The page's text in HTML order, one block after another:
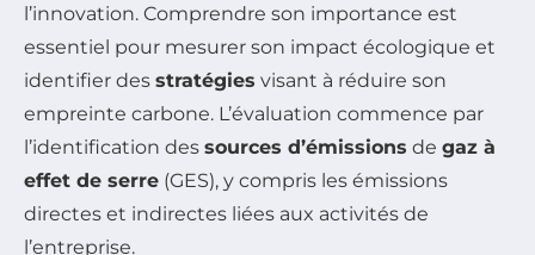
l’innovation. Comprendre son importance est
essentiel pour mesurer son impact écologique et
identifier des stratégies visant à réduire son
empreinte carbone. L’évaluation commence par
l’identification des sources d’émissions de gaz à
effet de serre (GES), y compris les émissions
directes et indirectes liées aux activités de
l’entreprise.